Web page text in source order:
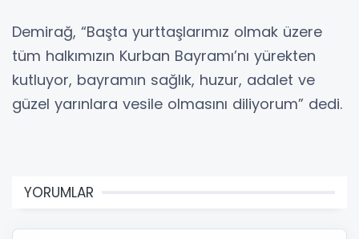
Demirağ, “Başta yurttaşlarımız olmak üzere
tüm halkımızın Kurban Bayramı’nı yürekten
kutluyor, bayramın sağlık, huzur, adalet ve
güzel yarınlara vesile olmasını diliyorum” dedi.
YORUMLAR